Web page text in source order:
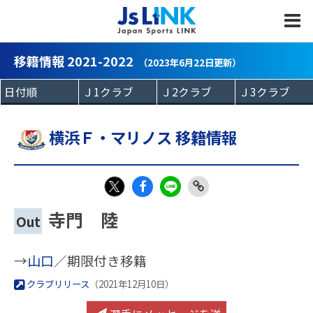
移籍情報 2021-2022 （2023年6月22日更新）
横浜Ｆ・マリノス 移籍情報
X
k
Out 寺門 陸
→山口／期限付き移籍
クラブリリース （2021年12月10日）